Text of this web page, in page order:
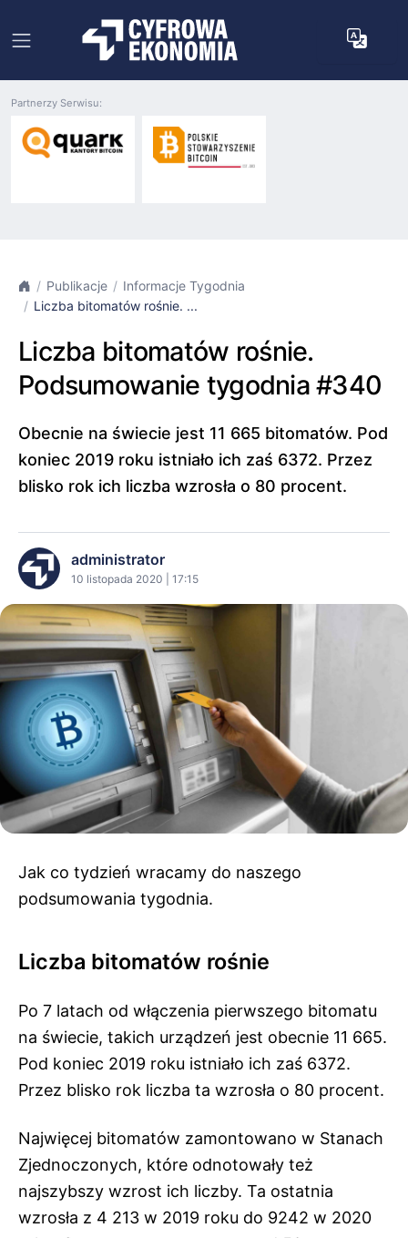
Partnerzy Serwisu:
Publikacje
Informacje Tygodnia
Liczba bitomatów rośnie. ...
Liczba bitomatów rośnie.
Podsumowanie tygodnia #340
Obecnie na świecie jest 11 665 bitomatów. Pod
koniec 2019 roku istniało ich zaś 6372. Przez
blisko rok ich liczba wzrosła o 80 procent.
administrator
10 listopada 2020 | 17:15
Jak co tydzień wracamy do naszego
podsumowania tygodnia.
Liczba bitomatów rośnie
Po 7 latach od włączenia pierwszego bitomatu
na świecie, takich urządzeń jest obecnie 11 665.
Pod koniec 2019 roku istniało ich zaś 6372.
Przez blisko rok liczba ta wzrosła o 80 procent.
Najwięcej bitomatów zamontowano w Stanach
Zjednoczonych, które odnotowały też
najszybszy wzrost ich liczby. Ta ostatnia
wzrosła z 4 213 w 2019 roku do 9242 w 2020